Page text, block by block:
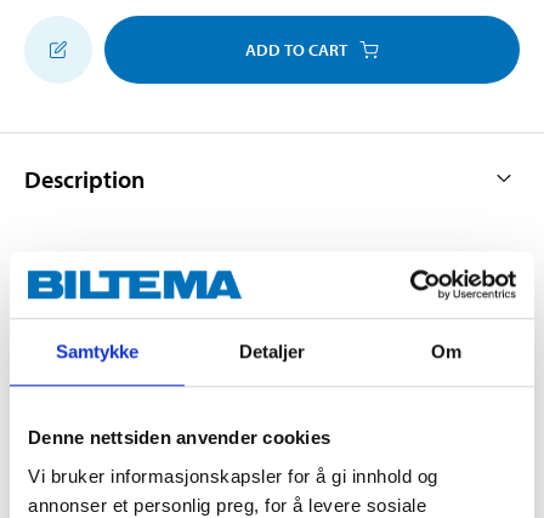
Samtykke Detaljer Om
Denne nettsiden anvender cookies
Vi bruker informasjonskapsler for å gi innhold og
annonser et personlig preg, for å levere sosiale
ADD TO CART
Description
Refillable lighter with adjustable flame. Childproof,
available in an assortment of colours.
Length 275 mm